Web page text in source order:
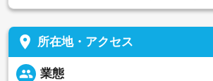
place 所在地・アクセス
people 業態